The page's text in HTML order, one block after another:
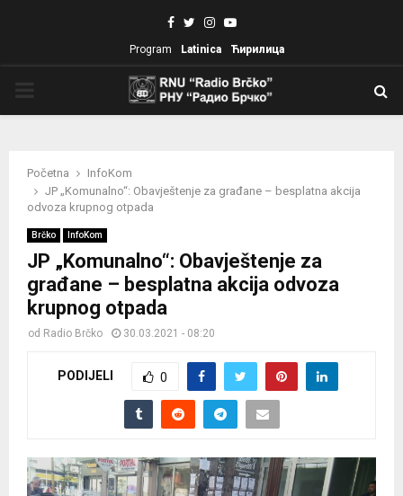
Facebook
TwitterInstagram
Youtube
Program Latinica Ћирилица
Početna
InfoKom
JP „Komunalno“: Obavještenje za građane – besplatna akcija
odvoza krupnog otpada
Brčko InfoKom
JP „Komunalno“: Obavještenje za
građane – besplatna akcija odvoza
krupnog otpada
od Radio Brčko 30.03.2021 - 08:20
PODIJELI 0